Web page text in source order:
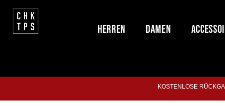
Herren Damen
KOSTENLOSE